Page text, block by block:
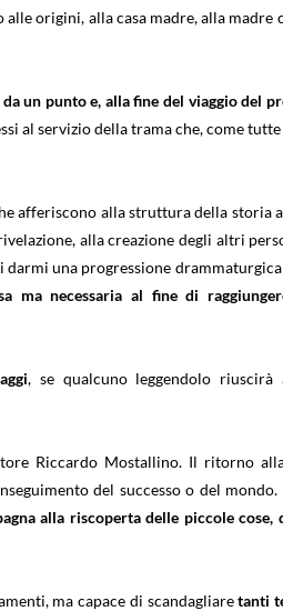
origini, alla casa madre, alla madre
un punto e, alla fine del viaggio del
al servizio della trama che, come
afferiscono alla struttura della storia
alla creazione degli altri
una progressione
ma necessaria al fine di
, se qualcuno leggendolo
Riccardo Mostallino. Il ritorno
del successo o del mondo.
alla riscoperta delle piccole
ma capace di scandagliaretanti